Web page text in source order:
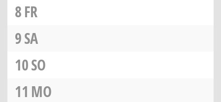
8FR
9SA
10SO
11 MO